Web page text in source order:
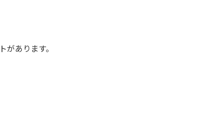
あります。